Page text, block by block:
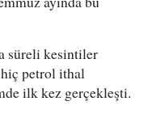
süreli kesintiler
hiç petrol ithal
ilk kez gerçekleşti.